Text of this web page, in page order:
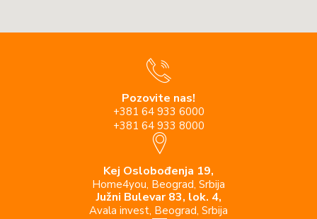
Pozovite nas!
+381 64 933 6000
+381 64 933 8000
Kej Oslobođenja 19,
Home4you, Beograd, Srbija
Južni Bulevar 83, lok. 4,
Avala invest, Beograd, Srbija